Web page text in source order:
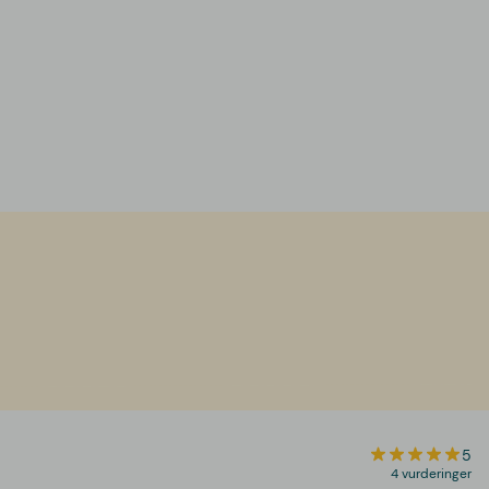
5
4 vurderinger